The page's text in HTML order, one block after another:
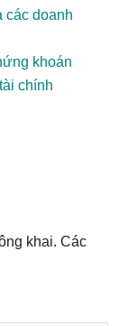
các doanh
khoán
chính
khai. Các